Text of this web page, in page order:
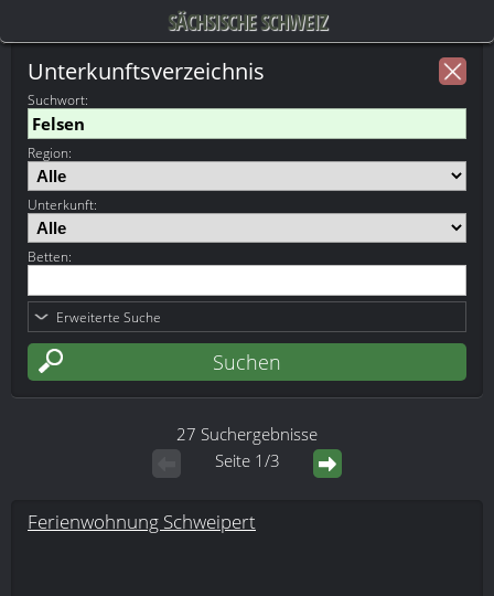
SÄCHSISCHE SCHWEIZ
Unterkunftsverzeichnis
Suchwort:
Region:
Unterkunft:
Betten:
Erweiterte Suche
27 Suchergebnisse
Seite 1/3
Ferienwohnung Schweipert